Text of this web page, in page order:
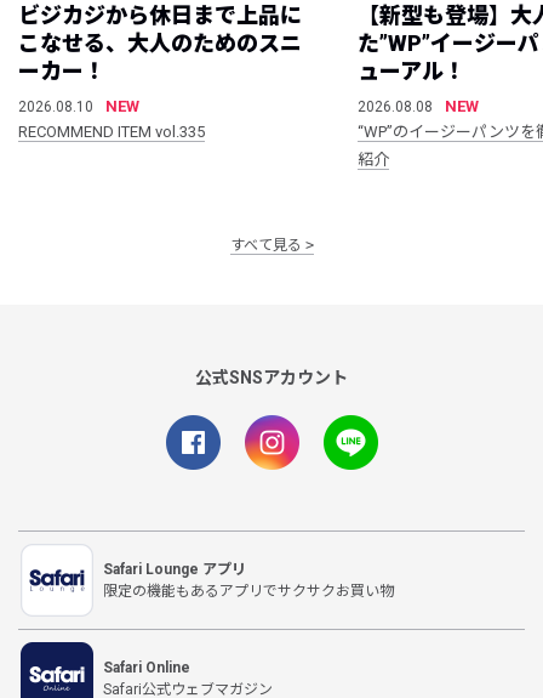
ビジカジから休日まで上品に
こなせる、大人のためのスニ
ーカー！
2026.08.10
NEW
RECOMMEND ITEM vol.335
【新型も登場】大
た”WP”イージー
ューアル！
2026.08.08
NEW
“WP”のイージーパンツ
紹介
すべて見る
公式SNSアカウント
Safari Lounge アプリ
限定の機能もあるアプリでサクサクお買い物
Safari Online
Safari公式ウェブマガジン